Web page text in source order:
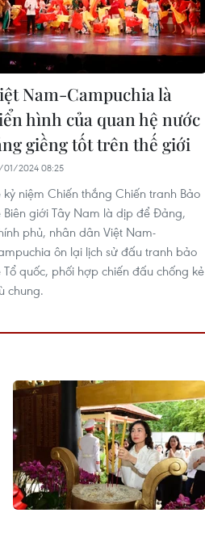
Nam-Campuchia là
hình của quan hệ nước
giềng tốt trên thế giới
01/2024 08:25
kỷ niệm Chiến thắng Chiến tranh Bảo
Biên giới Tây Nam là dịp để Đảng,
phủ, nhân dân Việt Nam-
ôn lại lịch sử đấu tranh bảo
Tổ quốc, phối hợp chiến đấu chống kẻ
chung.